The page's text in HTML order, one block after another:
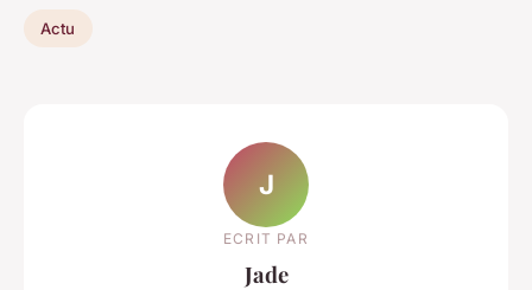
Actu
J
ECRIT PAR
Jade